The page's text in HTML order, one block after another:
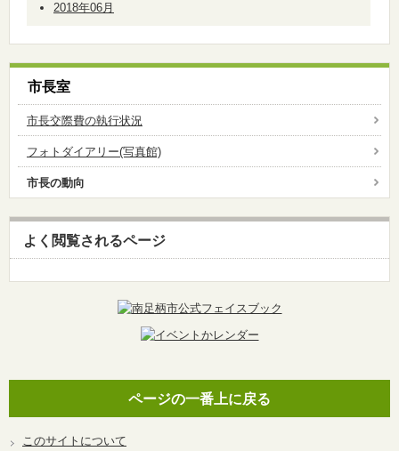
2018年06月
市長室
市長交際費の執行状況
フォトダイアリー(写真館)
市長の動向
よく閲覧されるページ
ページの一番上に戻る
このサイトについて